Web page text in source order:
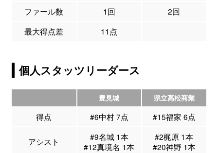
ファール数 1回
2回
最大得点差
11点
個人スタッツリーダース
豊見城 県立高松商業
得点 #6中村 7点 #15福家 6点
アシスト
#9名城 1本
#12真境名 1本
#2梶原 1本
#20神野 1本